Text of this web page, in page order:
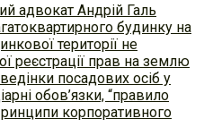
адвокат Андрій Галь
будинку на
території не
реєстрації прав на землю
посадових осіб у
обов’язки, “правило
корпоративного